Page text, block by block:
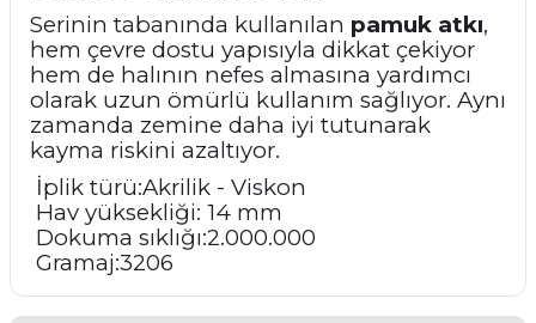
Serinin tabanında kullanılan pamuk atkı,
hem çevre dostu yapısıyla dikkat çekiyor
hem de halının nefes almasına yardımcı
olarak uzun ömürlü kullanım sağlıyor. Aynı
zamanda zemine daha iyi tutunarak
kayma riskini azaltıyor.
İplik türü:Akrilik - Viskon
Hav yüksekliği: 14 mm
Dokuma sıklığı:2.000.000
Gramaj:3206